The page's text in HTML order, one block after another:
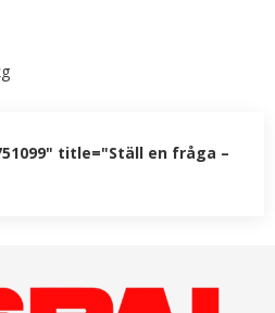
title="Ställ en fråga –